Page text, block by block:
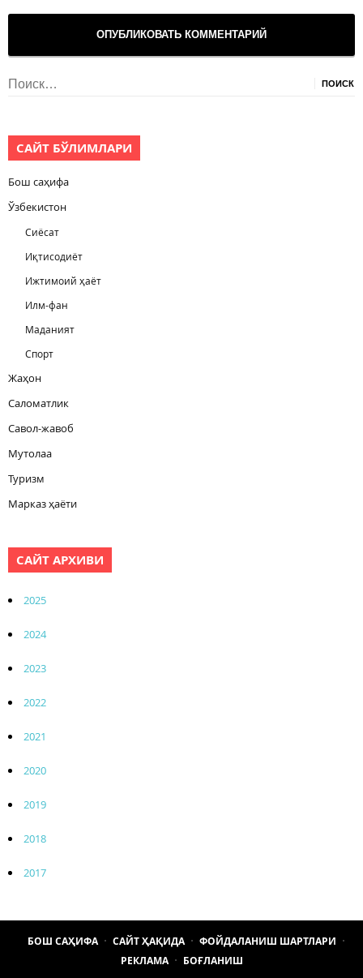
Найти:
САЙТ БЎЛИМЛАРИ
Бош саҳифа
Ўзбекистон
Сиёсат
Иқтисодиёт
Ижтимоий ҳаёт
Илм-фан
Маданият
Спорт
Жаҳон
Саломатлик
Савол-жавоб
Мутолаа
Туризм
Марказ ҳаёти
САЙТ АРХИВИ
2025
2024
2023
2022
2021
2020
2019
2018
2017
БОШ САҲИФА САЙТ ҲАҚИДА
ФОЙДАЛАНИШ ШАРТЛАРИ
РЕКЛАМА
БОҒЛАНИШ